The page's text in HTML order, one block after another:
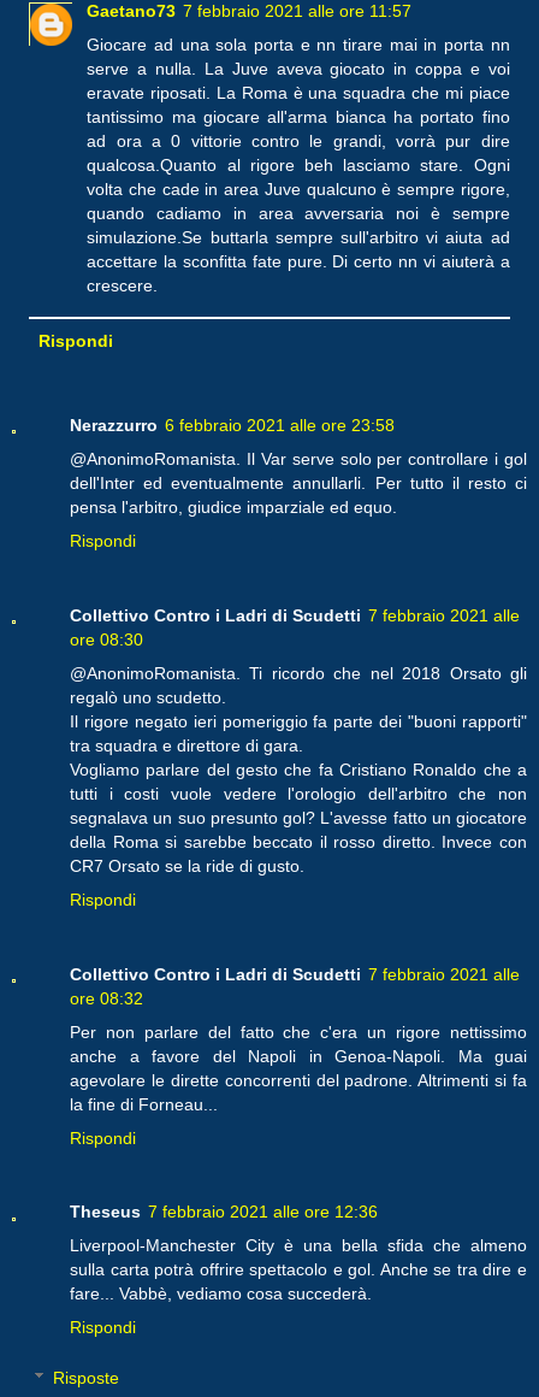
Gaetano73 7 febbraio 2021 alle ore 11:57
Giocare ad una sola porta e nn tirare mai in porta nn
serve a nulla. La Juve aveva giocato in coppa e voi
eravate riposati. La Roma è una squadra che mi piace
tantissimo ma giocare all'arma bianca ha portato fino
ad ora a 0 vittorie contro le grandi, vorrà pur dire
qualcosa.Quanto al rigore beh lasciamo stare. Ogni
volta che cade in area Juve qualcuno è sempre rigore,
quando cadiamo in area avversaria noi è sempre
simulazione.Se buttarla sempre sull'arbitro vi aiuta ad
accettare la sconfitta fate pure. Di certo nn vi aiuterà a
crescere.
Rispondi
Nerazzurro 6 febbraio 2021 alle ore 23:58
@AnonimoRomanista. Il Var serve solo per controllare i gol
dell'Inter ed eventualmente annullarli. Per tutto il resto ci
pensa l'arbitro, giudice imparziale ed equo.
Rispondi
Collettivo Contro i Ladri di Scudetti 7 febbraio 2021 alle
ore 08:30
@AnonimoRomanista. Ti ricordo che nel 2018 Orsato gli
regalò uno scudetto.
Il rigore negato ieri pomeriggio fa parte dei "buoni rapporti"
tra squadra e direttore di gara.
Vogliamo parlare del gesto che fa Cristiano Ronaldo che a
tutti i costi vuole vedere l'orologio dell'arbitro che non
segnalava un suo presunto gol? L'avesse fatto un giocatore
della Roma si sarebbe beccato il rosso diretto. Invece con
CR7 Orsato se la ride di gusto.
Rispondi
Collettivo Contro i Ladri di Scudetti 7 febbraio 2021 alle
ore 08:32
Per non parlare del fatto che c'era un rigore nettissimo
anche a favore del Napoli in Genoa-Napoli. Ma guai
agevolare le dirette concorrenti del padrone. Altrimenti si fa
la fine di Forneau...
Rispondi
Theseus 7 febbraio 2021 alle ore 12:36
Liverpool-Manchester City è una bella sfida che almeno
sulla carta potrà offrire spettacolo e gol. Anche se tra dire e
fare... Vabbè, vediamo cosa succederà.
Rispondi
Risposte